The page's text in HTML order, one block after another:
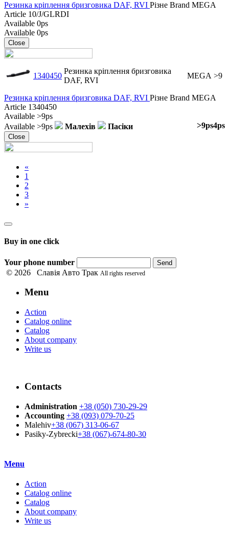
Резинка кріплення бризговика DAF, RVI Різне Brand MEGA
Article 10/J/GLRDI
Available 0ps
Available 0ps
Close
1340450
Резинка кріплення бризговика
DAF, RVI
MEGA >9
Резинка кріплення бризговика DAF, RVI Різне Brand MEGA
Article 1340450
Available >9ps
Available >9ps Малехів 4ps
Пасіки >9ps
Close
«
1
2
3
»
Buy in one click
Your phone number Send
© 2026 Славія Авто Трак All rights reserved
Menu
Action
Catalog online
Catalog
About company
Write us
Contacts
Administration +38 (050) 730-29-29
Accounting +38 (093) 079-70-25
Malehiv+38 (067) 313-06-67
Pasiky-Zybrecki+38 (067)-674-80-30
Menu
Action
Catalog online
Catalog
About company
Write us